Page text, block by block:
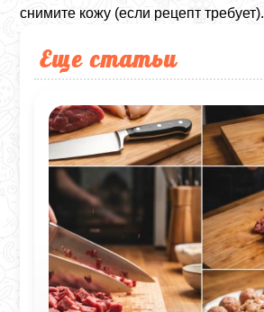
снимите кожу (если рецепт требует).
Еще статьи